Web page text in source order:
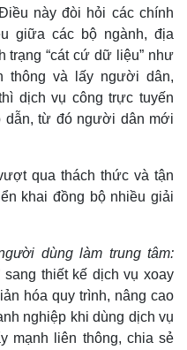
Ô tô - Xe máy
Ô tô
Xe máy
Tư vấn
này đòi hỏi các chính
giữa các bộ ngành, địa
“cát cứ dữ liệu” như
thông và lấy người dân,
dịch vụ công trực tuyến
dẫn, từ đó người dân mới
qua thách thức và tận
khai đồng bộ nhiều giải
dùng làm trung tâm:
sang thiết kế dịch vụ xoay
hóa quy trình, nâng cao
nghiệp khi dùng dịch vụ
mạnh liên thông, chia sẻ